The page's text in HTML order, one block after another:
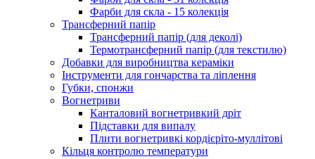
Фарби для скла - 15 колекція
Трансферний папір
Трансферний папір (для деколі)
Термотрансферний папір (для текстилю)
Добавки для виробництва кераміки
Інструменти для гончарства та ліплення
Губки, спонжи
Вогнетриви
Канталовий вогнетривкий дріт
Підставки для випалу
Плити вогнетривкі кордієріто-муллітові
Кільця контролю температури